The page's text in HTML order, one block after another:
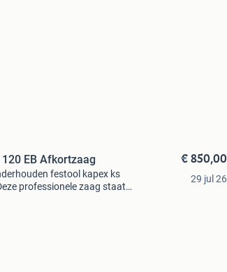
EB Afkortzaag
festool kapex ks
professionele zaag staat
€ 850,00
29 jul 26